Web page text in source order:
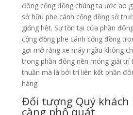
đông cộng đồng chúng ta ước ao
sở hữu phe cánh cộng đồng sở
giống hệt. Sự tồn tại của phần
cộng đồng phe cánh cộng đồng
gợi mở rằng xe máy ngầu không
trong phần đông nền móng giải trí
thuần mà là bởi trí liên kết phần
hàng.
Đối tượng Quý khách
càng phổ quát